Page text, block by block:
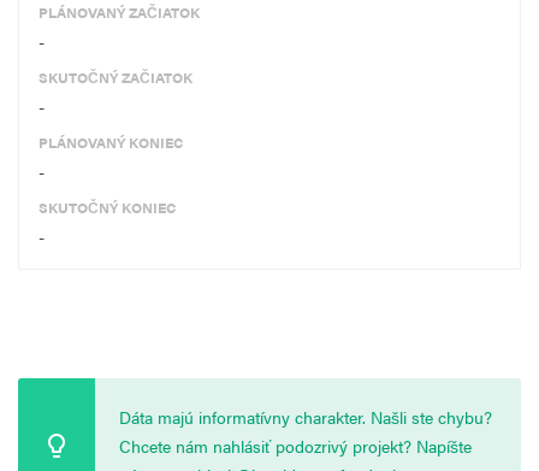
PLÁNOVANÝ ZAČIATOK
-
SKUTOČNÝ ZAČIATOK
-
PLÁNOVANÝ KONIEC
-
SKUTOČNÝ KONIEC
-
Dáta majú informatívny charakter. Našli ste chybu?
Chcete nám nahlásiť podozrivý projekt? Napíšte